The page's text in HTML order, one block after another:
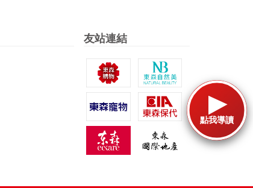
點我導讀
友站連結